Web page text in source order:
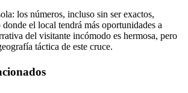
los números, incluso sin ser exactos,
el local tendrá más oportunidades a
del visitante incómodo es hermosa, pero
táctica de este cruce.